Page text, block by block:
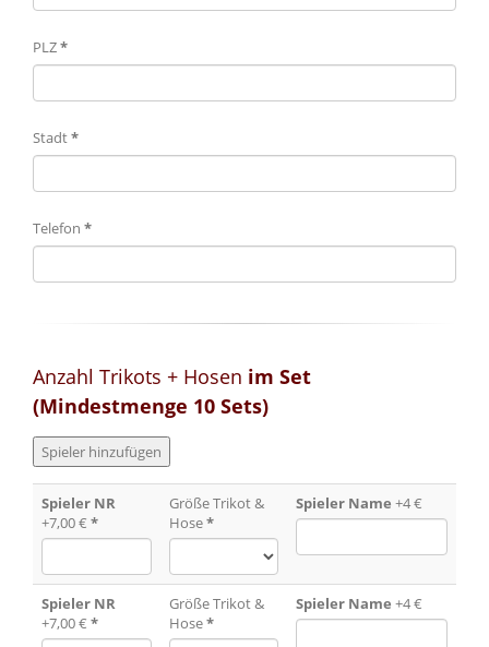
PLZ*
Stadt*
Telefon *
Anzahl Trikots + Hosen im Set
(Mindestmenge 10 Sets)
Spieler NR
+7,00 € *
Größe Trikot &
Hose*
Spieler Name +4 €
Spieler NR
+7,00 € *
Größe Trikot &
Hose*
Spieler Name +4 €